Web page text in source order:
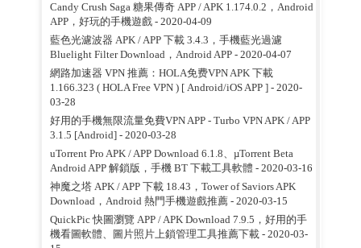
Candy Crush Saga 糖果傳奇 APP / APK 1.174.0.2，Android
APP，好玩的手機遊戲- 2020-04-09
藍色光濾波器 APK / APP 下載 3.4.3，手機藍光過濾
Bluelight Filter Download，Android APP- 2020-04-07
網路加速器 VPN 推薦：HOLA免费VPN APK 下載
1.166.323 ( HOLA Free VPN ) [ Android/iOS APP ]- 2020-
03-28
好用的手機無限流量免費VPN APP - Turbo VPN APK / APP
3.1.5 [Android]- 2020-03-28
uTorrent Pro APK / APP Download 6.1.8、µTorrent Beta
Android APP 解鎖版，手機 BT 下載工具軟體 - 2020-03-16
神魔之塔 APK / APP 下載 18.43，Tower of Saviors APK
Download，Android 熱門手機遊戲推薦- 2020-03-15
QuickPic 快圖瀏覽 APP / APK Download 7.9.5，好用的手
機看圖軟體、圖片照片上鎖管理工具推薦下載- 2020-03-